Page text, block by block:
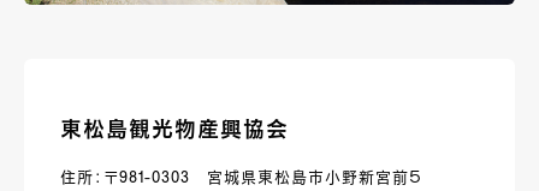
東松島観光物産興協会
住所：〒981-0303 宮城県東松島市小野新宮前５